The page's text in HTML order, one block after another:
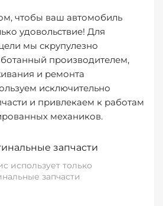
чтобы ваш автомобиль
удовольствие! Для
мы скрупулезно
производителем,
и ремонта
исключительно
и привлекаем к работам
механиков.
запчасти
использует только
запчасти